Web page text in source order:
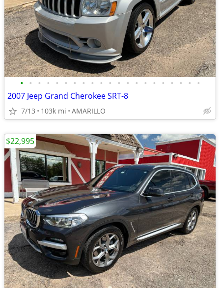
• • • • • • • • • • • • • • • • • • • • •
2007 Jeep Grand Cherokee SRT-8
7/13 103k mi AMARILLO
$22,995